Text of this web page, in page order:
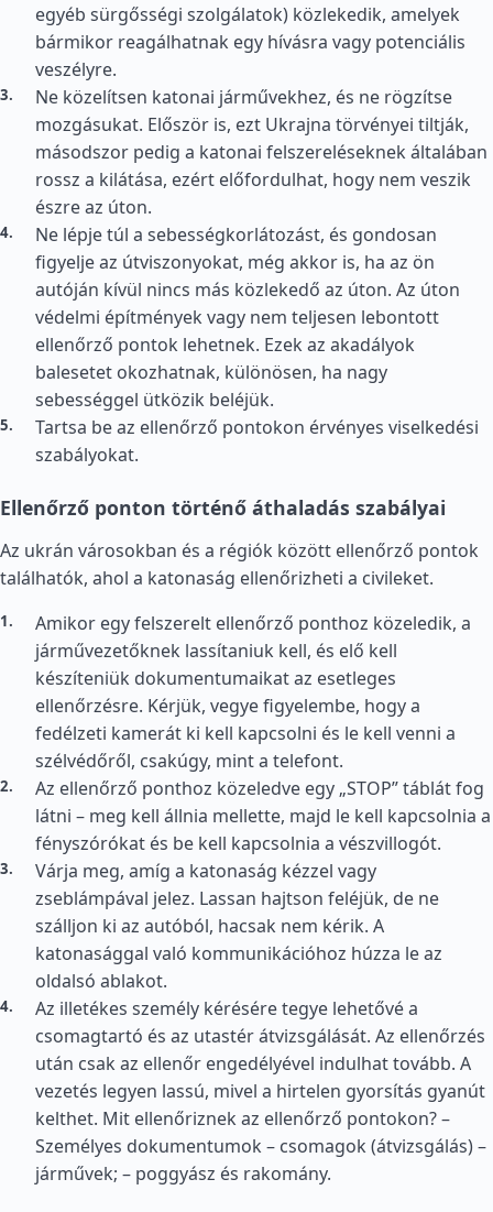
egyéb sürgősségi szolgálatok) közlekedik, amelyek
bármikor reagálhatnak egy hívásra vagy potenciális
veszélyre.
Ne közelítsen katonai járművekhez, és ne rögzítse
mozgásukat. Először is, ezt Ukrajna törvényei tiltják,
másodszor pedig a katonai felszereléseknek általában
rossz a kilátása, ezért előfordulhat, hogy nem veszik
észre az úton.
Ne lépje túl a sebességkorlátozást, és gondosan
figyelje az útviszonyokat, még akkor is, ha az ön
autóján kívül nincs más közlekedő az úton. Az úton
védelmi építmények vagy nem teljesen lebontott
ellenőrző pontok lehetnek. Ezek az akadályok
balesetet okozhatnak, különösen, ha nagy
sebességgel ütközik beléjük.
Tartsa be az ellenőrző pontokon érvényes viselkedési
szabályokat.
Ellenőrző ponton történő áthaladás szabályai
Az ukrán városokban és a régiók között ellenőrző pontok
találhatók, ahol a katonaság ellenőrizheti a civileket.
Amikor egy felszerelt ellenőrző ponthoz közeledik, a
járművezetőknek lassítaniuk kell, és elő kell
készíteniük dokumentumaikat az esetleges
ellenőrzésre. Kérjük, vegye figyelembe, hogy a
fedélzeti kamerát ki kell kapcsolni és le kell venni a
szélvédőről, csakúgy, mint a telefont.
Az ellenőrző ponthoz közeledve egy „STOP” táblát fog
látni – meg kell állnia mellette, majd le kell kapcsolnia a
fényszórókat és be kell kapcsolnia a vészvillogót.
Várja meg, amíg a katonaság kézzel vagy
zseblámpával jelez. Lassan hajtson feléjük, de ne
szálljon ki az autóból, hacsak nem kérik. A
katonasággal való kommunikációhoz húzza le az
oldalsó ablakot.
Az illetékes személy kérésére tegye lehetővé a
csomagtartó és az utastér átvizsgálását. Az ellenőrzés
után csak az ellenőr engedélyével indulhat tovább. A
vezetés legyen lassú, mivel a hirtelen gyorsítás gyanút
kelthet. Mit ellenőriznek az ellenőrző pontokon? –
Személyes dokumentumok – csomagok (átvizsgálás) –
járművek; – poggyász és rakomány.